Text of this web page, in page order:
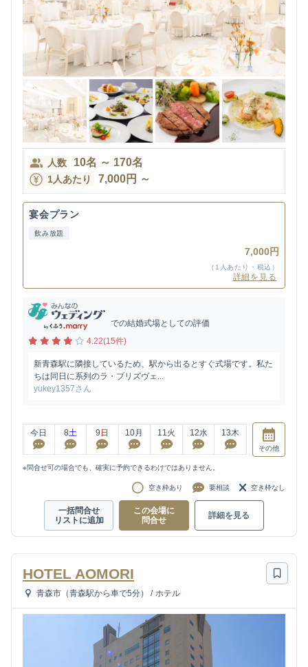
人数 10名 ～ 170名
1人あたり 7,000円 ～
宴会プラン
飲み放題
7,000円
（1人あたり・税込）
詳細を見る
での結婚式場としての評価
4.22(15件)
新青森駅に隣接しているため、駅から出るとすぐ式場です。私た
ちは同日に系列のラ・ブリズヴェ...
yukey1357さん
今日 8土 9 日 10月 11火 12水 13木
その他
※問合せ可の場合でも、確実に予約できるわけではありません。
空き枠あり 要相談 空き枠なし
一括問合せ
リストに追加
この会場に
問合せ
詳細を見る
HOTEL AOMORI
青森市（青森駅から車で5分） / ホテル